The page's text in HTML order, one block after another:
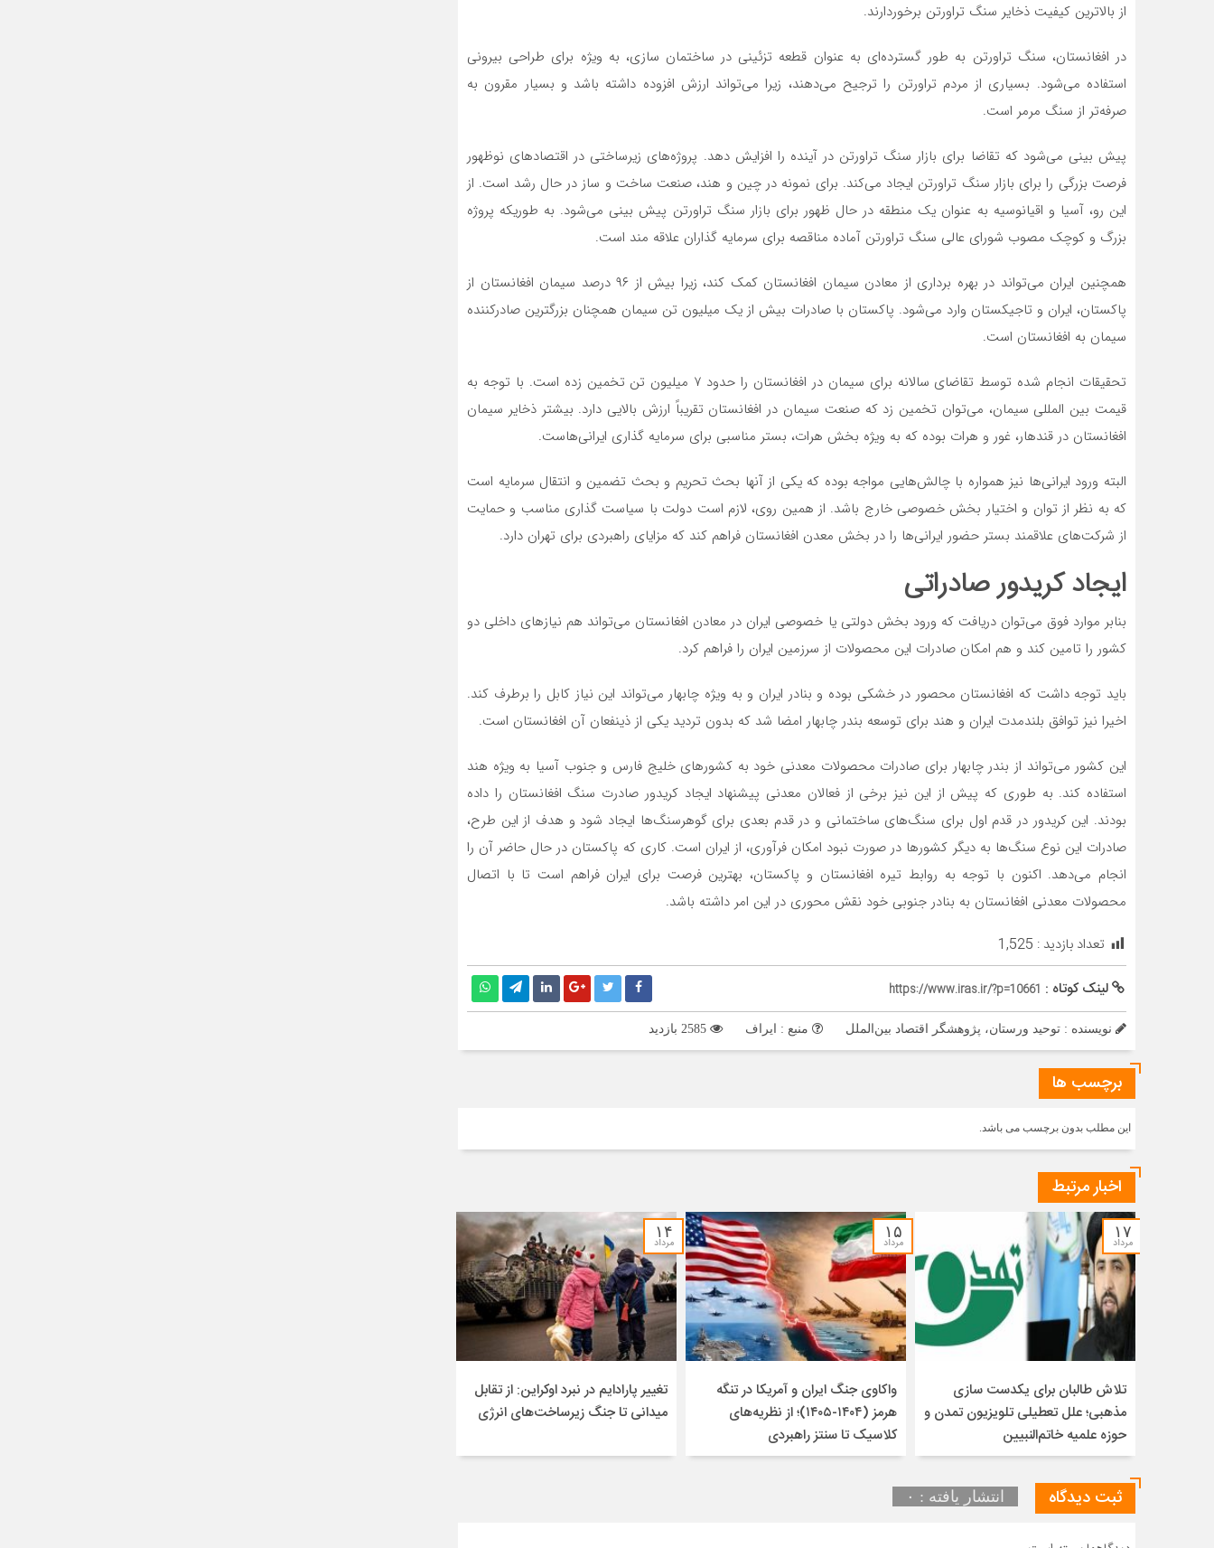
از بالاترین کیفیت ذخایر سنگ تراورتن برخوردارند.
در افغانستان، سنگ تراورتن به طور گسترده‌ای به عنوان قطعه تزئینی در ساختمان سازی، به ویژه برای طراحی بیرونی
استفاده می‌شود. بسیاری از مردم تراورتن را ترجیح می‌دهند، زیرا می‌تواند ارزش افزوده داشته باشد و بسیار مقرون به
صرفه‌تر از سنگ مرمر است.
پیش بینی می‌شود که تقاضا برای بازار سنگ تراورتن در آینده را افزایش دهد. پروژه‌های زیرساختی در اقتصادهای نوظهور
فرصت بزرگی را برای بازار سنگ تراورتن ایجاد می‌کند. برای نمونه در چین و هند، صنعت ساخت و ساز در حال رشد است. از
این رو، آسیا و اقیانوسیه به عنوان یک منطقه در حال ظهور برای بازار سنگ تراورتن پیش بینی می‌شود. به طوریکه پروژه
بزرگ و کوچک مصوب شورای عالی سنگ تراورتن آماده مناقصه برای سرمایه گذاران علاقه مند است.
همچنین ایران می‌تواند در بهره برداری از معادن سیمان افغانستان کمک کند، زیرا بیش از ۹۶ درصد سیمان افغانستان از
پاکستان، ایران و تاجیکستان وارد می‌شود. پاکستان با صادرات بیش از یک میلیون تن سیمان همچنان بزرگترین صادرکننده
سیمان به افغانستان است.
تحقیقات انجام شده توسط تقاضای سالانه برای سیمان در افغانستان را حدود ۷ میلیون تن تخمین زده است. با توجه به
قیمت بین المللی سیمان، می‌توان تخمین زد که صنعت سیمان در افغانستان تقریباً ارزش بالایی دارد. بیشتر ذخایر سیمان
افغانستان در قندهار، غور و هرات بوده که به ویژه بخش هرات، بستر مناسبی برای سرمایه گذاری ایرانی‌هاست.
البته ورود ایرانی‌ها نیز همواره با چالش‌هایی مواجه بوده که یکی از آنها بحث تحریم و بحث تضمین و انتقال سرمایه است
که به نظر از توان و اختیار بخش خصوصی خارج باشد. از همین روی، لازم است دولت با سیاست گذاری مناسب و حمایت
از شرکت‌های علاقمند بستر حضور ایرانی‌ها را در بخش معدن افغانستان فراهم کند که مزایای راهبردی برای تهران دارد.
ایجاد کریدور صادراتی
بنابر موارد فوق می‌توان دریافت که ورود بخش دولتی یا خصوصی ایران در معادن افغانستان می‌تواند هم نیازهای داخلی دو
کشور را تامین کند و هم امکان صادرات این محصولات از سرزمین ایران را فراهم کرد.
باید توجه داشت که افغانستان محصور در خشکی بوده و بنادر ایران و به ویژه چابهار می‌تواند این نیاز کابل را برطرف کند.
اخیرا نیز توافق بلندمدت ایران و هند برای توسعه بندر چابهار امضا شد که بدون تردید یکی از ذینفعان آن افغانستان است.
این کشور می‌تواند از بندر چابهار برای صادرات محصولات معدنی خود به کشورهای خلیج فارس و جنوب آسیا به ویژه هند
استفاده کند. به طوری که پیش از این نیز برخی از فعالان معدنی پیشنهاد ایجاد کریدور صادرت سنگ افغانستان را داده
بودند. این کریدور در قدم اول برای سنگ‌های ساختمانی و در قدم بعدی برای گوهرسنگ‌ها ایجاد شود و هدف از این طرح،
صادرات این نوع سنگ‌ها به دیگر کشورها در صورت نبود امکان فرآوری، از ایران است. کاری که پاکستان در حال حاضر آن را
انجام می‌دهد. اکنون با توجه به روابط تیره افغانستان و پاکستان، بهترین فرصت برای ایران فراهم است تا با اتصال
محصولات معدنی افغانستان به بنادر جنوبی خود نقش محوری در این امر داشته باشد.
تعداد بازدید : 1,525
لینک کوتاه : https://www.iras.ir/?p=10661
نویسنده : توحید ورستان، پژوهشگر اقتصاد بین‌الملل منبع : ایراف
برچسب ها
این مطلب بدون برچسب می باشد.
اخبار مرتبط
۱۷
مرداد
تلاش طالبان برای یکدست سازی
مذهبی؛ علل تعطیلی تلویزیون تمدن و
حوزه علمیه خاتم‌النبیین
۱۵
مرداد
واکاوی جنگ ایران و آمریکا در تنگه
هرمز (۱۴۰۴-۱۴۰۵)؛ از نظریه‌های
کلاسیک تا سنتز راهبردی
۱۴
مرداد
تغییر پارادایم در نبرد اوکراین: از تقابل
میدانی تا جنگ زیرساخت‌های انرژی
ثبت دیدگاه انتشار یافته : ۰